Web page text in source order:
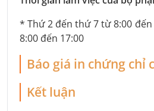
* Thứ 2 đến thứ 7 từ 8:00
8:00 đến 17:00
Báo giá in chứng chỉ
Kết luận